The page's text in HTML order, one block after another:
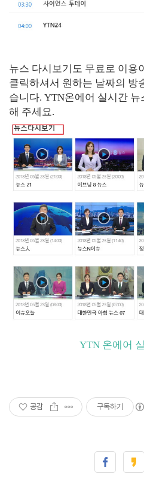
뉴스 다시보기도 무료로 이용
클릭하셔서 원하는 날짜의 방
습니다. YTN온에어 실시간
해 주세요.
YTN 온에어
공감 구독하기